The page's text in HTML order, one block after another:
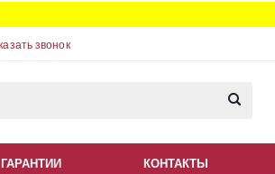
звонок
ГАРАНТИИ КОНТАКТЫ